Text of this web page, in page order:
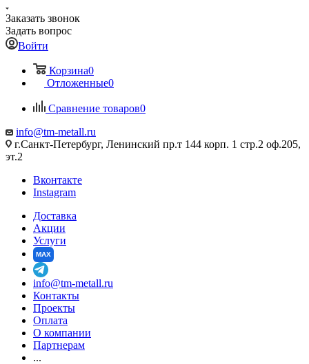
Заказать звонок
Задать вопрос
Войти
Корзина0
Отложенные0
Сравнение товаров0
info@tm-metall.ru
г.Санкт-Петербург, Ленинский пр.т 144 корп. 1 стр.2 оф.205,
эт.2
Вконтакте
Instagram
Доставка
Акции
Услуги
MAX
info@tm-metall.ru
Контакты
Проекты
Оплата
О компании
Партнерам
...